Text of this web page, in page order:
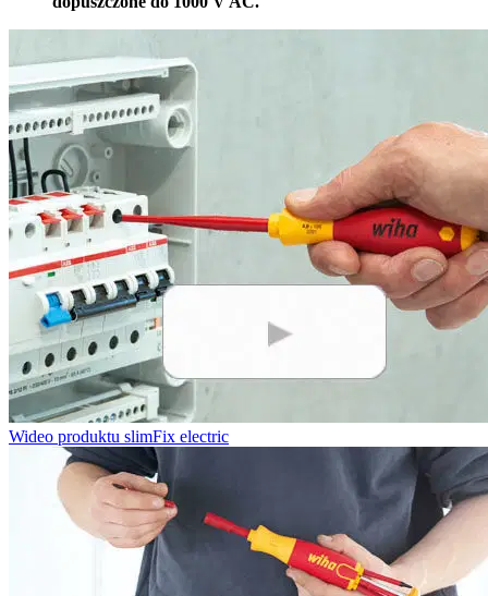
Wideo produktu slimFix electric